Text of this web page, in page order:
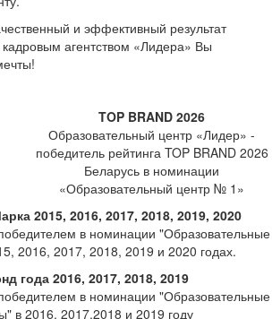
и эффективный результат
агентством «Лидера» Вы
TOP BRAND 2026
Образовательный центр «Лидер» -
победитель рейтинга TOP BRAND 2026
Беларусь в номинации
«Образовательный центр № 1»
2015, 2016, 2017, 2018, 2019, 2020
в номинации "Образовательные
2016, 2017, 2018, 2019 и 2020 годах.
года 2016, 2017, 2018, 2019
в номинации "Образовательные
в 2016, 2017,2018 и 2019 году